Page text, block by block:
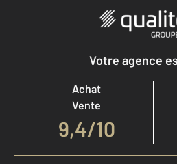
Votre agence
Achat
Vente
9,4/10